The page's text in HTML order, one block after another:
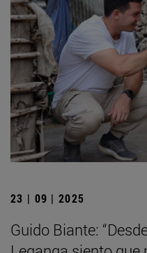
23 | 09 | 2025
Guido Biante: